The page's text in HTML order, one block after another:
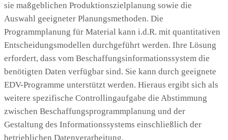
sie maßgeblichen Produktionszielplanung sowie die
Auswahl geeigneter Planungsmethoden. Die
Programmplanung für Material kann i.d.R. mit quantitativen
Entscheidungsmodellen durchgeführt werden. Ihre Lösung
erfordert, dass vom Beschaffungsinformationssystem die
benötigten Daten verfügbar sind. Sie kann durch geeignete
EDV-Programme unterstützt werden. Hieraus ergibt sich als
weitere spezifische Controllingaufgabe die Abstimmung
zwischen Beschaffungsprogrammplanung und der
Gestaltung des Informationssystems einschließlich der
betrieblichen Datenverarbeitung.